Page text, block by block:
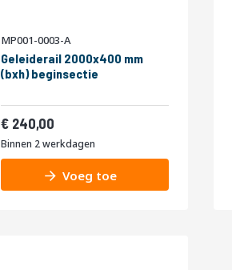
MP001-0003-A
Geleiderail 2000x400 mm
(bxh) beginsectie
240,00
Binnen 2 werkdagen
Voeg toe